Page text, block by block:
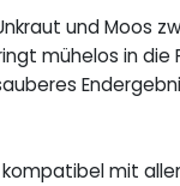
und Moos
mühelos in die
mit